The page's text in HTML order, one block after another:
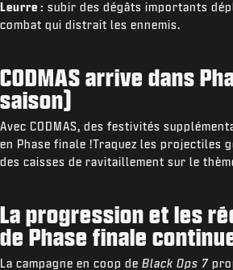
Leurre : subir des dégâts importants
combat qui distrait les ennemis.
CODMAS arrive dans
saison)
Avec CODMAS, des festivités
en Phase finale !Traquez les projectiles
des caisses de ravitaillement sur le
La progression et les
de Phase finale
La campagne en coop de Black Ops 7